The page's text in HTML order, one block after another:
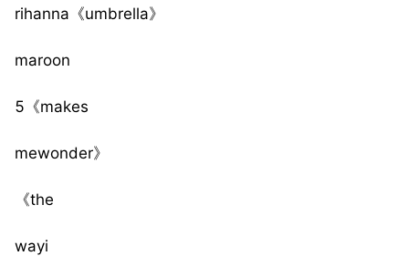
rihanna《umbrella》
maroon
5《makes
mewonder》
《the
wayi